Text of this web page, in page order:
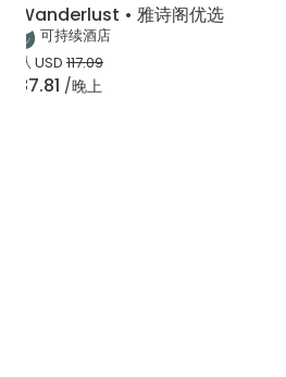
Wanderlust • 雅诗阁优选
可持续酒店
从USD 117.09
87.81 /晚上